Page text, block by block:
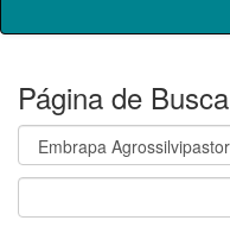
Página de Busca